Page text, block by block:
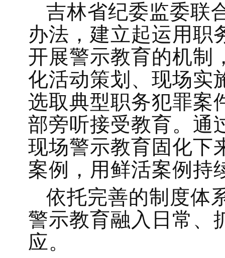
吉林省纪委监委联
办法，建立起运用职
开展警示教育的机制
化活动策划、现场实
选取典型职务犯罪案
部旁听接受教育。通
现场警示教育固化下
案例，用鲜活案例持
依托完善的制度体
警示教育融入日常、
应。